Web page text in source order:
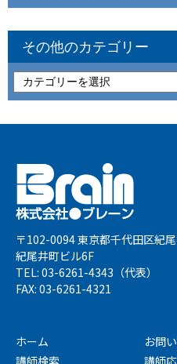
その他のカテゴリー
〒102-0094 東京都千代田区紀
紀尾井町ビル6F
TEL: 03-6261-4343（代表）
FAX: 03-6261-4321
ホーム
お問